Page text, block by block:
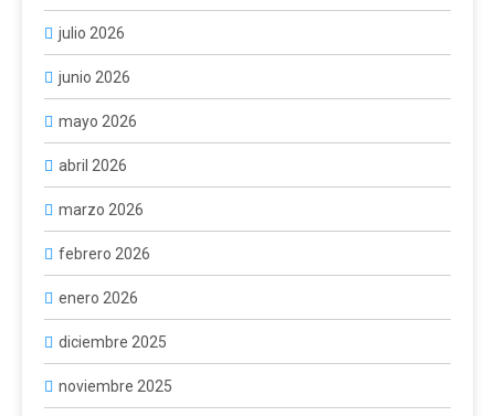
julio 2026
junio 2026
mayo 2026
abril 2026
marzo 2026
febrero 2026
enero 2026
diciembre 2025
noviembre 2025